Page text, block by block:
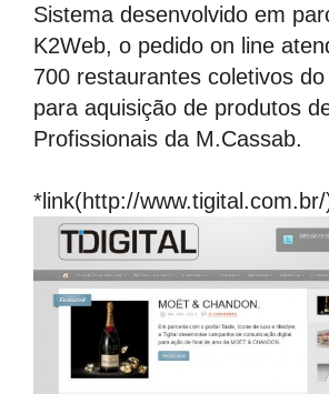
Sistema desenvolvido em
K2Web, o pedido on line
700 restaurantes coletivos
para aquisição de produtos
Profissionais da M.Cassab.
*link(http://www.tigital.com.br/